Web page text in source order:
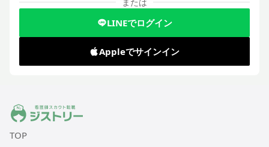
LINEでログイン
Appleでサインイン
ジストリー 看護師の転職マッチング
TOP